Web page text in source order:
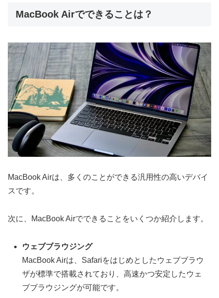
MacBook Airでできることは？
MacBook Airは、多くのことができる汎用性の高いデバイ
スです。
次に、MacBook Airでできることをいくつか紹介します。
ウェブブラウジング
MacBook Airは、Safariをはじめとしたウェブブラウ
ザが標準で搭載されており、高速かつ安定したウェ
ブブラウジングが可能です。